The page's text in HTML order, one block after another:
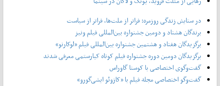
در ستایش زندگی روزمره: فراتر از ملت‌ها، فراتر از سیاست
برندگان هشتاد و دومین جشنواره بین‌المللی فیلم ونیز
برگزیدگان هفتاد و هشتمین جشنواره بین‌المللی فیلم «لوکارنو»
برگزیدگان دومین دوره جشنواره فیلم کوتاه کیارستمی معرفی شدند
گفت‌وگوی اختصاصی با کوستا گاوراس
گفت‌وگو اختصاصی مجله فیلم با «کازوئو ایشی‌گورو»